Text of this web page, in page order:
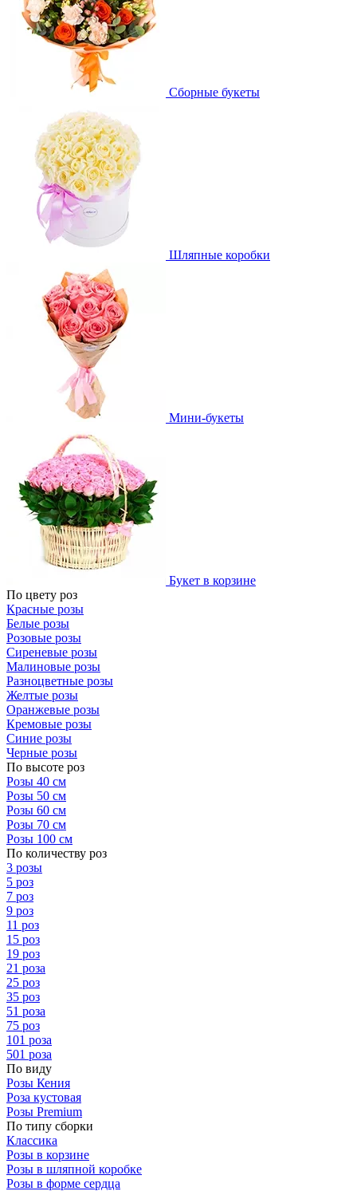
Сборные букеты
Шляпные коробки
Мини-букеты
Букет в корзине
По цвету роз
Красные розы
Белые розы
Розовые розы
Сиреневые розы
Малиновые розы
Разноцветные розы
Желтые розы
Оранжевые розы
Кремовые розы
Синие розы
Черные розы
По высоте роз
Розы 40 см
Розы 50 см
Розы 60 см
Розы 70 см
Розы 100 см
По количеству роз
3 розы
5 роз
7 роз
9 роз
11 роз
15 роз
19 роз
21 роза
25 роз
35 роз
51 роза
75 роз
101 роза
501 роза
По виду
Розы Кения
Роза кустовая
Розы Premium
По типу сборки
Классика
Розы в корзине
Розы в шляпной коробке
Розы в форме сердца